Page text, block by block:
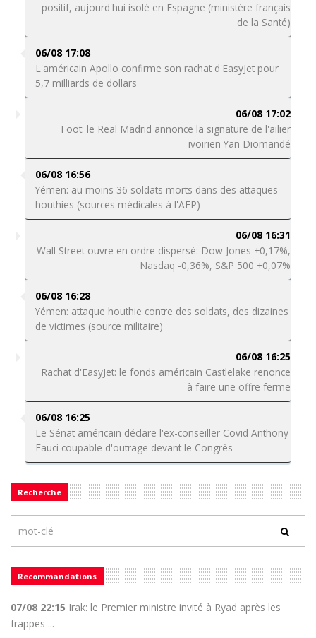
positif, aujourd'hui isolé en Espagne (ministère français
de la Santé)
06/08 17:08
L'américain Apollo confirme son rachat d'EasyJet pour
5,7 milliards de dollars
06/08 17:02
Foot: le Real Madrid annonce la signature de l'ailier
ivoirien Yan Diomandé
06/08 16:56
Yémen: au moins 36 soldats morts dans des attaques
houthies (sources médicales à l'AFP)
06/08 16:31
Wall Street ouvre en ordre dispersé: Dow Jones +0,17%,
Nasdaq -0,36%, S&P 500 +0,07%
06/08 16:28
Yémen: attaque houthie contre des soldats, des dizaines
de victimes (source militaire)
06/08 16:25
Rachat d'EasyJet: le fonds américain Castlelake renonce
à faire une offre ferme
06/08 16:25
Le Sénat américain déclare l'ex-conseiller Covid Anthony
Fauci coupable d'outrage devant le Congrès
Recherche
Recommandations
07/08 22:15 Irak: le Premier ministre invité à Ryad après les
frappes ...